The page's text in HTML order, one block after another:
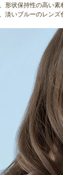
形状保持性の高い素
淡いブルーのレンズ